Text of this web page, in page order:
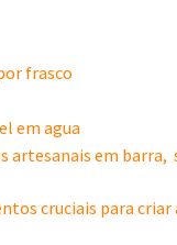
frasco
em agua
artesanais em
cruciais para criar